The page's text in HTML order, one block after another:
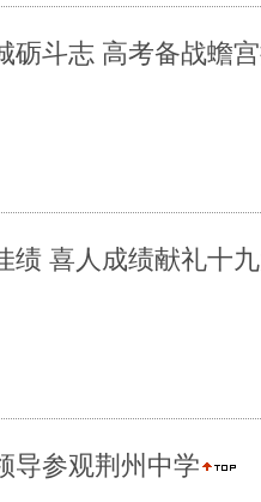
砺斗志 高考备战蟾
绩 喜人成绩献礼十
导参观荆州中学